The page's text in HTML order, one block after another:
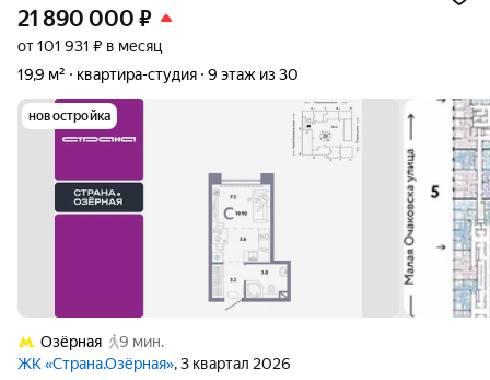
21 890 000 ₽
от 101 931 ₽ в месяц
19,9 м²
квартира-студия 9 этаж из 30
новостройка
Озёрная
9 мин.
ЖК «Страна.Озёрная», 3 квартал 2026